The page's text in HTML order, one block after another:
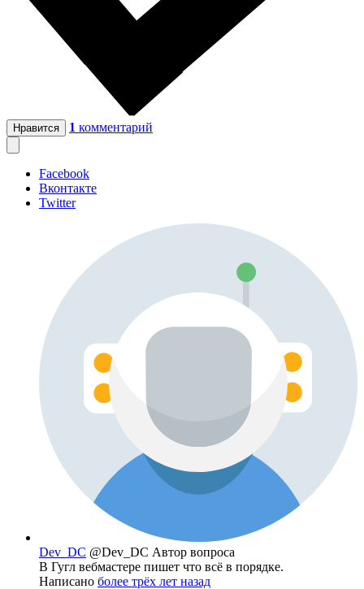
Нравится 1 комментарий
Facebook
Вконтакте
Twitter
Dev_DC @Dev_DC Автор вопроса
В Гугл вебмастере пишет что всё в порядке.
Написано более трёх лет назад